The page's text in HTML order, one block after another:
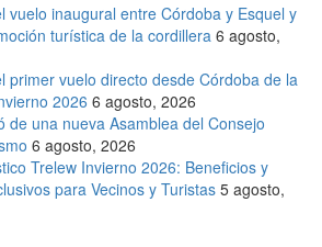
vuelo inaugural entre Córdoba y Esquel y
turística de la cordillera 6 agosto,
primer vuelo directo desde Córdoba de la
2026 6 agosto, 2026
de una nueva Asamblea del Consejo
6 agosto, 2026
Trelew Invierno 2026: Beneficios y
para Vecinos y Turistas 5 agosto,